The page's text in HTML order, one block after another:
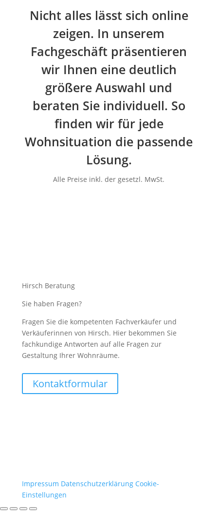
Nicht alles lässt sich online
zeigen. In unserem
Fachgeschäft präsentieren
wir Ihnen eine deutlich
größere Auswahl und
beraten Sie individuell. So
finden wir für jede
Wohnsituation die passende
Lösung.
Alle Preise inkl. der gesetzl. MwSt.
Hirsch Beratung
Sie haben Fragen?
Fragen Sie die kompetenten Fachverkäufer und
Verkäuferinnen von Hirsch. Hier bekommen Sie
fachkundige Antworten auf alle Fragen zur
Gestaltung Ihrer Wohnräume.
Kontaktformular
Impressum Datenschutzerklärung Cookie-
Einstellungen